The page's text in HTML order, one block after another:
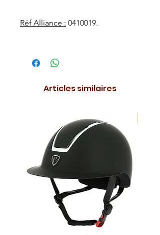
Réf Alliance : 0410019.
Articles similaires